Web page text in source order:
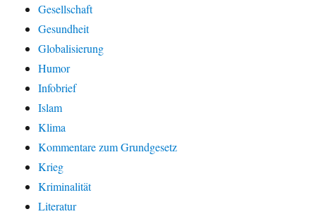
Gesellschaft
Gesundheit
Globalisierung
Humor
Infobrief
Islam
Klima
Kommentare zum Grundgesetz
Krieg
Kriminalität
Literatur